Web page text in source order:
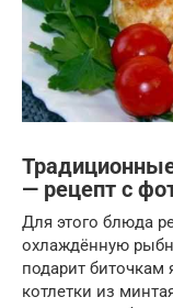
— рецепт с
Для этого блюда
охлаждённую
подарит
котлетки из